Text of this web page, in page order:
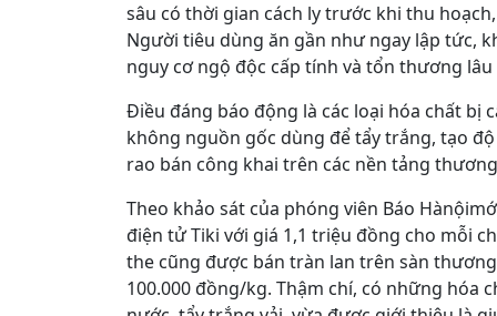
sâu có thời gian cách ly trước khi thu
Người tiêu dùng ăn gần như ngay lập tức,
nguy cơ ngộ độc cấp tính và tổn thương lâu
Điều đáng báo động là các loại hóa chất bị
không nguồn gốc dùng để tẩy trắng, tạo
rao bán công khai trên các nền tảng
Theo khảo sát của phóng viên Báo
điện tử Tiki với giá 1,1 triệu đồng cho mỗi
the cũng được bán tràn lan trên sàn
100.000 đồng/kg. Thậm chí, có những hóa